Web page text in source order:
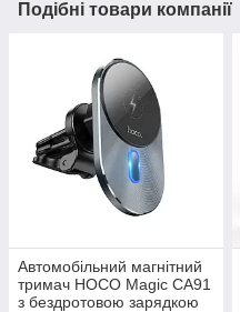
Подібні товари компанії
Автомобільний магнітний
тримач HOCO Magic CA91
з бездротовою зарядкою